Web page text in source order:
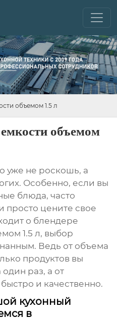
объемом 1.5 л
объемом
уже не роскошь, а
Особенно, если вы
блюда, часто
просто цените свое
о блендере
1.5 л, выбор
Ведь от объема
продуктов вы
раз, а от
и качественно.
кухонный
в